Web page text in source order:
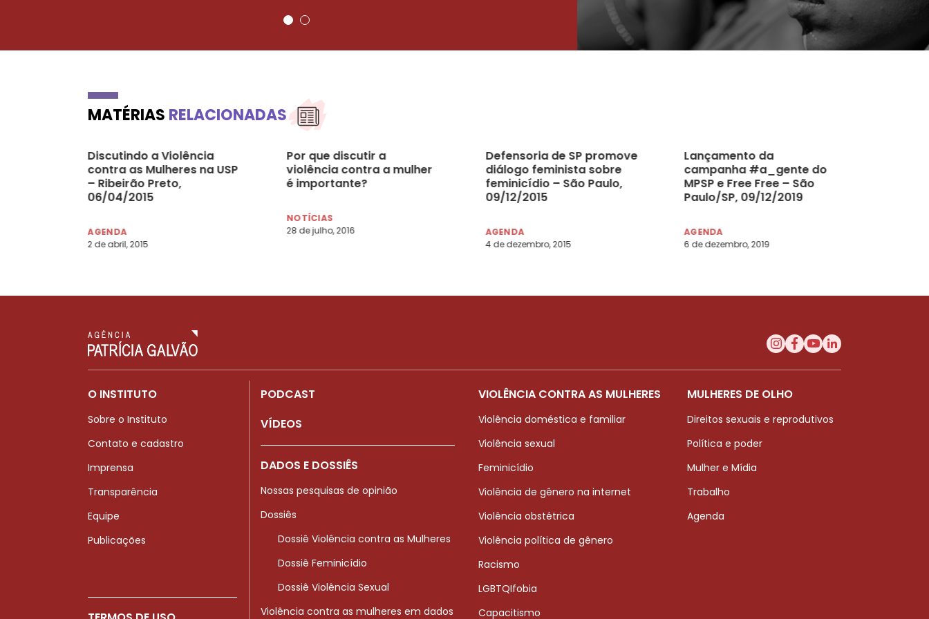
MATÉRIAS RELACIONADAS
Discutindo a Violência
contra as Mulheres na USP
– Ribeirão Preto,
06/04/2015
AGENDA
2 de abril, 2015
Por que discutir a
violência contra a mulher
é importante?
NOTÍCIAS
28 de julho, 2016
Defensoria de SP promove
diálogo feminista sobre
feminicídio – São Paulo,
09/12/2015
AGENDA
4 de dezembro, 2015
Lançamento da
campanha #a_gente do
MPSP e Free Free – São
Paulo/SP, 09/12/2019
AGENDA
6 de dezembro, 2019
O INSTITUTO
Sobre o Instituto
Contato e cadastro
Imprensa
Transparência
Equipe
Publicações
PODCAST
VÍDEOS
DADOS E DOSSIÊS
Nossas pesquisas de opinião
Dossiês
Dossiê Violência contra as Mulheres
Dossiê Feminicídio
Dossiê Violência Sexual
Violência contra as mulheres em dados
VIOLÊNCIA CONTRA AS MULHERES
Violência doméstica e familiar
Violência sexual
Feminicídio
Violência de gênero na internet
Violência obstétrica
Violência política de gênero
Racismo
LGBTQIfobia
Capacitismo
MULHERES DE OLHO
Direitos sexuais e reprodutivos
Política e poder
Mulher e Mídia
Trabalho
Agenda